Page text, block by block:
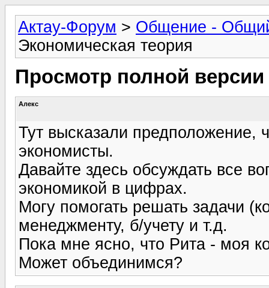
Актау-Форум > Общение -
Экономическая теория
Просмотр полной
Алекс
Тут высказали предположение,
экономисты.
Давайте здесь обсуждать все
экономикой в цифрах.
Могу помогать решать задачи
менеджменту, б/учету и т.д.
Пока мне ясно, что Рита - моя
Может объединимся?